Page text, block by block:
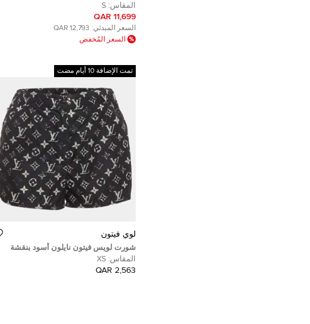
مونوغرام أزرق مستقيم الساق مقاس صغير
خصر 28 بوصة
المقاس: S
11,699 QAR
السعر المبدئي: 12,793 QAR
السعر المُخفض
تمت الإضافة 10 أيام مضت
لوي فيتون
شورت لويس فيتون نايلون أسود بنقشة
مونوجرام ستنسل مقاس صغير
المقاس: XS
2,563 QAR